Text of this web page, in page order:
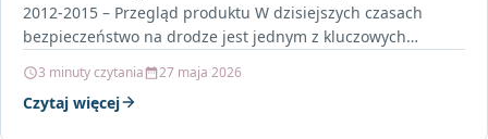
2012-2015 – Przegląd produktu W dzisiejszych czasach
bezpieczeństwo na drodze jest jednym z kluczowych
3 minuty czytania 27 maja 2026
Czytaj więcej